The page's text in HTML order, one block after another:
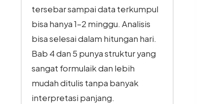
tersebar sampai data terkumpul
bisa hanya 1–2 minggu. Analisis
bisa selesai dalam hitungan hari.
Bab 4 dan 5 punya struktur yang
sangat formulaik dan lebih
mudah ditulis tanpa banyak
interpretasi panjang.